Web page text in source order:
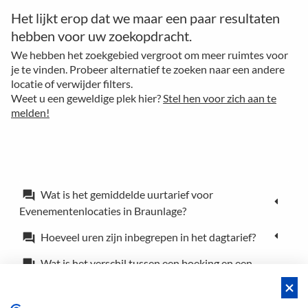
Het lijkt erop dat we maar een paar resultaten
hebben voor uw zoekopdracht.
We hebben het zoekgebied vergroot om meer ruimtes voor
je te vinden. Probeer alternatief te zoeken naar een andere
locatie of verwijder filters.
Weet u een geweldige plek hier? Stel hen voor zich aan te
melden!
forum Wat is het gemiddelde uurtarief voor
Evenementenlocaties in Braunlage?
forum Hoeveel uren zijn inbegrepen in het dagtarief?
forum Wat is het verschil tussen een boeking en een